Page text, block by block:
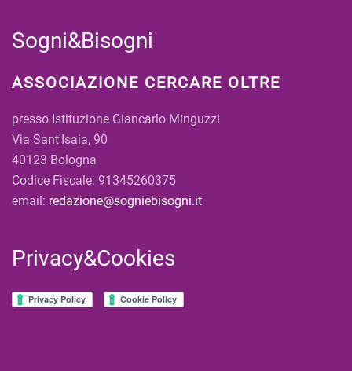
Sogni&Bisogni
ASSOCIAZIONE CERCARE OLTRE
presso Istituzione Giancarlo Minguzzi
Via Sant'Isaia, 90
40123 Bologna
Codice Fiscale: 91345260375
email: redazione@sogniebisogni.it
Privacy&Cookies